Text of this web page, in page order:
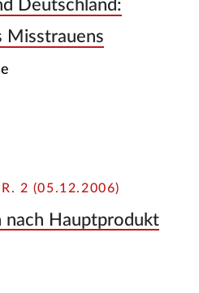
Deutschland:
Misstrauens
2 (05.12.2006)
nach Hauptprodukt